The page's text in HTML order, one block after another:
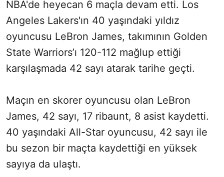
NBA'de heyecan 6 maçla devam etti. Los
Angeles Lakers'ın 40 yaşındaki yıldız
oyuncusu LeBron James, takımının Golden
State Warriors’ı 120-112 mağlup ettiği
karşılaşmada 42 sayı atarak tarihe geçti.
Maçın en skorer oyuncusu olan LeBron
James, 42 sayı, 17 ribaunt, 8 asist kaydetti.
40 yaşındaki All-Star oyuncusu, 42 sayı ile
bu sezon bir maçta kaydettiği en yüksek
sayıya da ulaştı.